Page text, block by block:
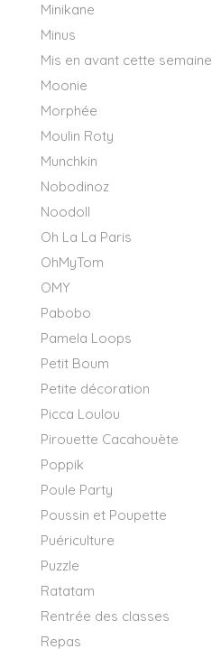
Minikane
Minus
Mis en avant cette semaine
Moonie
Morphée
Moulin Roty
Munchkin
Nobodinoz
Noodoll
Oh La La Paris
OhMyTom
OMY
Pabobo
Pamela Loops
Petit Boum
Petite décoration
Picca Loulou
Pirouette Cacahouète
Poppik
Poule Party
Poussin et Poupette
Puériculture
Puzzle
Ratatam
Rentrée des classes
Repas